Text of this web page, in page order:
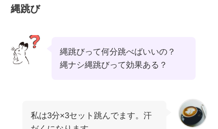
縄跳び
縄跳びって何分跳べばいいの？
縄ナシ縄跳びって効果ある？
私は3分×3セット跳んでます。汗